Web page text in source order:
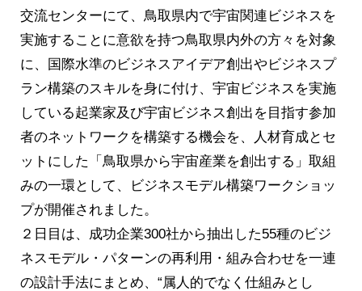
交流センターにて、鳥取県内で宇宙関連ビジネスを
実施することに意欲を持つ鳥取県内外の方々を対象
に、国際水準のビジネスアイデア創出やビジネスプ
ラン構築のスキルを身に付け、宇宙ビジネスを実施
している起業家及び宇宙ビジネス創出を目指す参加
者のネットワークを構築する機会を、人材育成とセ
ットにした「鳥取県から宇宙産業を創出する」取組
みの一環として、ビジネスモデル構築ワークショッ
プが開催されました。
２日目は、成功企業300社から抽出した55種のビジ
ネスモデル・パターンの再利用・組み合わせを一連
の設計手法にまとめ、“属人的でなく仕組みとし